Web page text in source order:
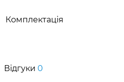
Комплектація
Відгуки 0